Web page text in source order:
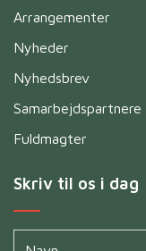
Arrangementer
Nyheder
Nyhedsbrev
Samarbejdspartnere
Fuldmagter
Skriv til os i dag